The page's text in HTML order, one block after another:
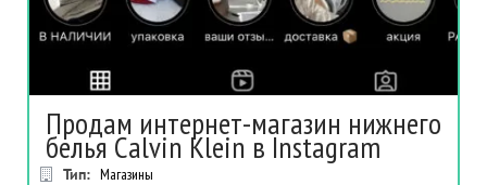
Продам интернет-магазин нижнего
белья Calvin Klein в Instagram
Тип: Магазины